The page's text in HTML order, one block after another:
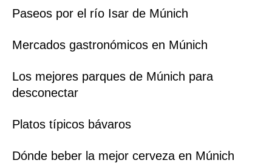
Paseos por el río Isar de Múnich
Mercados gastronómicos en Múnich
Los mejores parques de Múnich para
desconectar
Platos típicos bávaros
Dónde beber la mejor cerveza en Múnich